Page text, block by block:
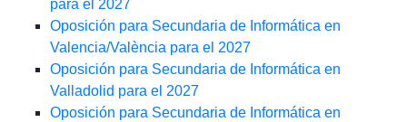
para el 2027
Oposición para Secundaria de Informática en
Valencia/València para el 2027
Oposición para Secundaria de Informática en
Valladolid para el 2027
Oposición para Secundaria de Informática en